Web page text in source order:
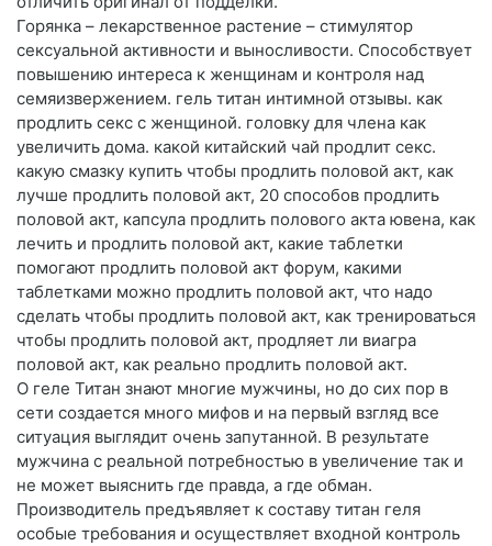
Горянка – лекарственное растение – стимулятор
сексуальной активности и выносливости. Способствует
повышению интереса к женщинам и контроля над
семяизвержением. гель титан интимной отзывы. как
продлить секс с женщиной. головку для члена как
увеличить дома. какой китайский чай продлит секс.
какую смазку купить чтобы продлить половой акт, как
лучше продлить половой акт, 20 способов продлить
половой акт, капсула продлить полового акта ювена, как
лечить и продлить половой акт, какие таблетки
помогают продлить половой акт форум, какими
таблетками можно продлить половой акт, что надо
сделать чтобы продлить половой акт, как тренироваться
чтобы продлить половой акт, продляет ли виагра
половой акт, как реально продлить половой акт.
О геле Титан знают многие мужчины, но до сих пор в
сети создается много мифов и на первый взгляд все
ситуация выглядит очень запутанной. В результате
мужчина с реальной потребностью в увеличение так и
не может выяснить где правда, а где обман.
Производитель предъявляет к составу титан геля
особые требования и осуществляет входной контроль